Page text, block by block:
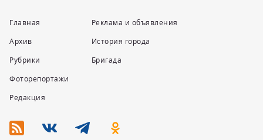
Главная
Архив
Рубрики
Фоторепортажи
Редакция
Реклама и объявления
История города
Бригада